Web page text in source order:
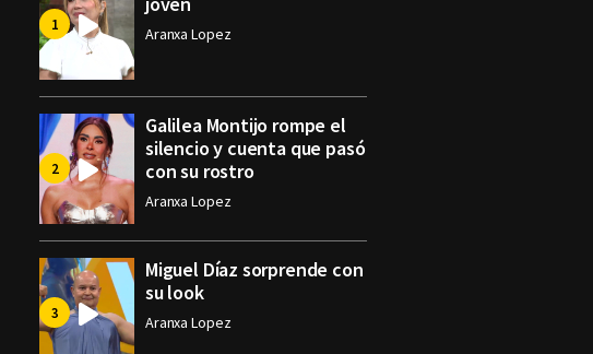
Aranxa Lopez
Galilea Montijo rompe el
silencio y cuenta que pasó
con su rostro
Aranxa Lopez
Miguel Díaz sorprende con
su look
Aranxa Lopez